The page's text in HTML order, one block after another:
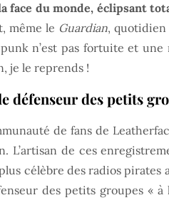
face du monde, éclipsant
même le Guardian, quotidien
n’est pas fortuite et
je le reprends !
défenseur des petits
de fans de
L’artisan de ces
célèbre des radios pirates
des petits groupes «